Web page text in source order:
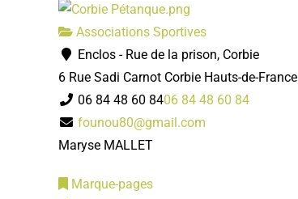
Associations Sportives
Enclos - Rue de la prison, Corbie
6 Rue Sadi Carnot Corbie Hauts-de-France
06 84 48 60 8406 84 48 60 84
founou80@gmail.com
Maryse MALLET
Marque-pages